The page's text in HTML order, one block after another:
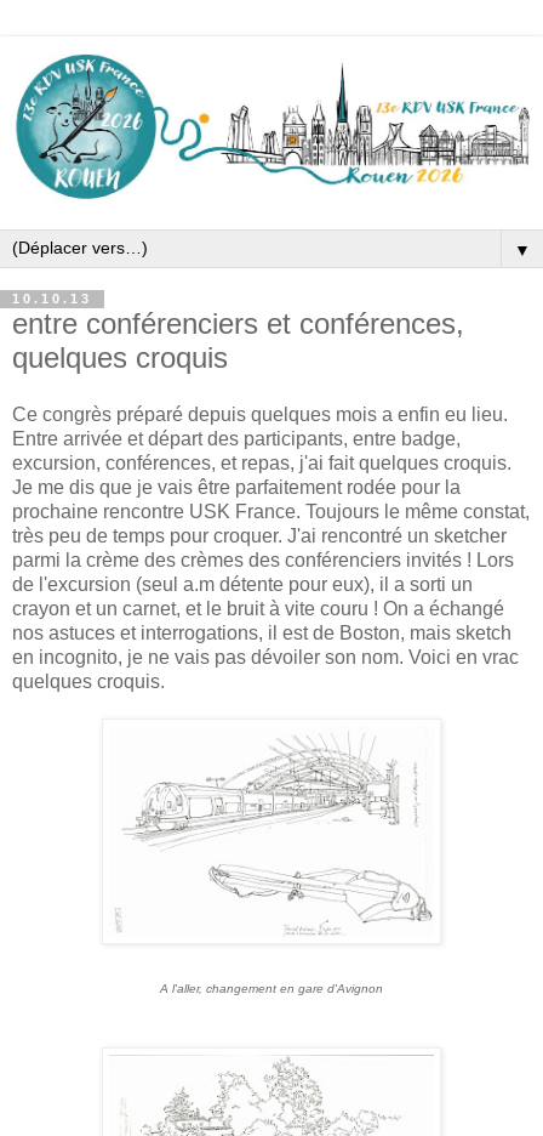
▼
10.10.13
entre conférenciers et conférences,
quelques croquis
Ce congrès préparé depuis quelques mois a enfin eu lieu.
Entre arrivée et départ des participants, entre badge,
excursion, conférences, et repas, j'ai fait quelques croquis.
Je me dis que je vais être parfaitement rodée pour la
prochaine rencontre USK France. Toujours le même constat,
très peu de temps pour croquer. J'ai rencontré un sketcher
parmi la crème des crèmes des conférenciers invités ! Lors
de l'excursion (seul a.m détente pour eux), il a sorti un
crayon et un carnet, et le bruit à vite couru ! On a échangé
nos astuces et interrogations, il est de Boston, mais sketch
en incognito, je ne vais pas dévoiler son nom. Voici en vrac
quelques croquis.
A l'aller, changement en gare d'Avignon